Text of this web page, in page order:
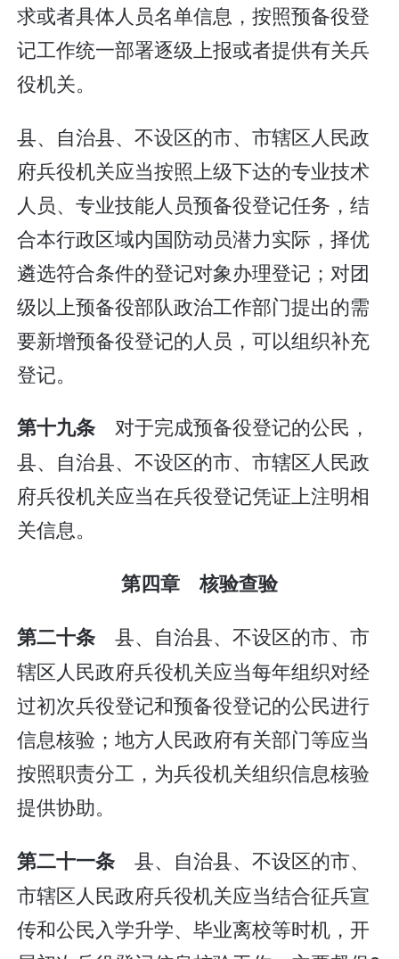
求或者具体人员名单信息，按照预备役登
记工作统一部署逐级上报或者提供有关兵
役机关。
县、自治县、不设区的市、市辖区人民政
府兵役机关应当按照上级下达的专业技术
人员、专业技能人员预备役登记任务，结
合本行政区域内国防动员潜力实际，择优
遴选符合条件的登记对象办理登记；对团
级以上预备役部队政治工作部门提出的需
要新增预备役登记的人员，可以组织补充
登记。
第十九条对于完成预备役登记的公民，
县、自治县、不设区的市、市辖区人民政
府兵役机关应当在兵役登记凭证上注明相
关信息。
第四章 核验查验
第二十条 县、自治县、不设区的市、市
辖区人民政府兵役机关应当每年组织对经
过初次兵役登记和预备役登记的公民进行
信息核验；地方人民政府有关部门等应当
按照职责分工，为兵役机关组织信息核验
提供协助。
第二十一条 县、自治县、不设区的市、
市辖区人民政府兵役机关应当结合征兵宣
传和公民入学升学、毕业离校等时机，开